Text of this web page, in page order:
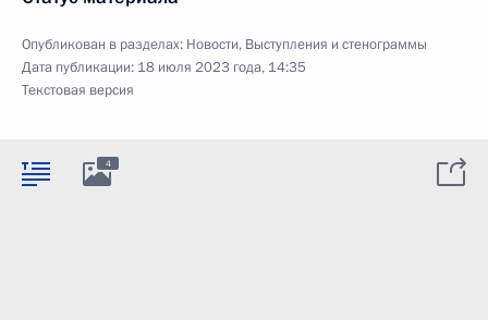
Опубликован в разделах: Новости, Выступления и стенограммы
Дата публикации: 18 июля 2023 года, 14:35
Текстовая версия
4